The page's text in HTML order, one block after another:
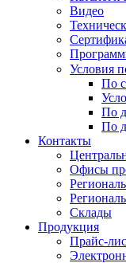
Видео
Условия
По
По
По
Контакты
Офисы
Склады
Продукция
Прайс-